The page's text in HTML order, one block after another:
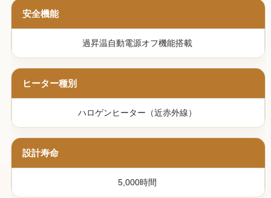
安全機能
過昇温自動電源オフ機能搭載
ヒーター種別
ハロゲンヒーター（近赤外線）
設計寿命
5,000時間